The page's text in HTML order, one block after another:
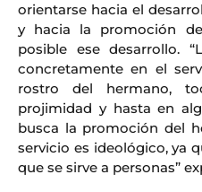
orientarse hacia el
y hacia la promoción
posible ese desarrollo.
concretamente en el
rostro del hermano,
projimidad y hasta en
busca la promoción del
servicio es ideológico, ya
que se sirve a personas”